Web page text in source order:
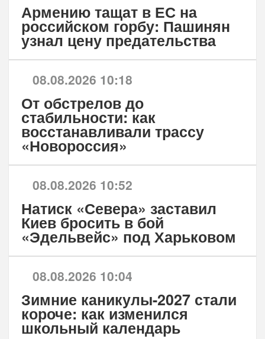
Армению тащат в ЕС на
российском горбу: Пашинян
узнал цену предательства
08.08.2026 10:18
От обстрелов до
стабильности: как
восстанавливали трассу
«Новороссия»
08.08.2026 10:52
Натиск «Севера» заставил
Киев бросить в бой
«Эдельвейс» под Харьковом
08.08.2026 10:04
Зимние каникулы-2027 стали
короче: как изменился
школьный календарь